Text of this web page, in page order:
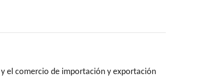
el comercio de importación y exportación